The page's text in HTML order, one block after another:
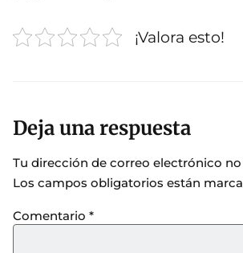
¡Valora esto!
Deja una respuesta
Tu dirección de correo electrónico
Los campos obligatorios están
Comentario *